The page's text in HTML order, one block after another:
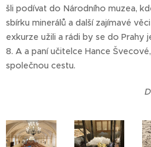
šli podívat do Národního muzea,
sbírku minerálů a další zajímavé
exkurze užili a rádi by se do Prahy
8. A a paní učitelce Hance
společnou cestu.